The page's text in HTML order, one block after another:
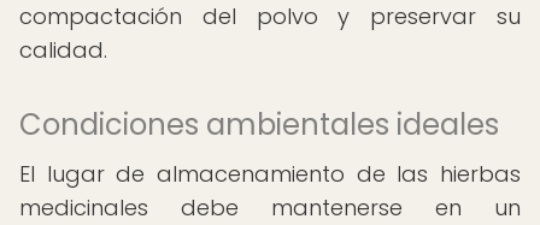
compactación del polvo y preservar su
calidad.
Condiciones ambientales ideales
El lugar de almacenamiento de las hierbas
medicinales debe mantenerse en un